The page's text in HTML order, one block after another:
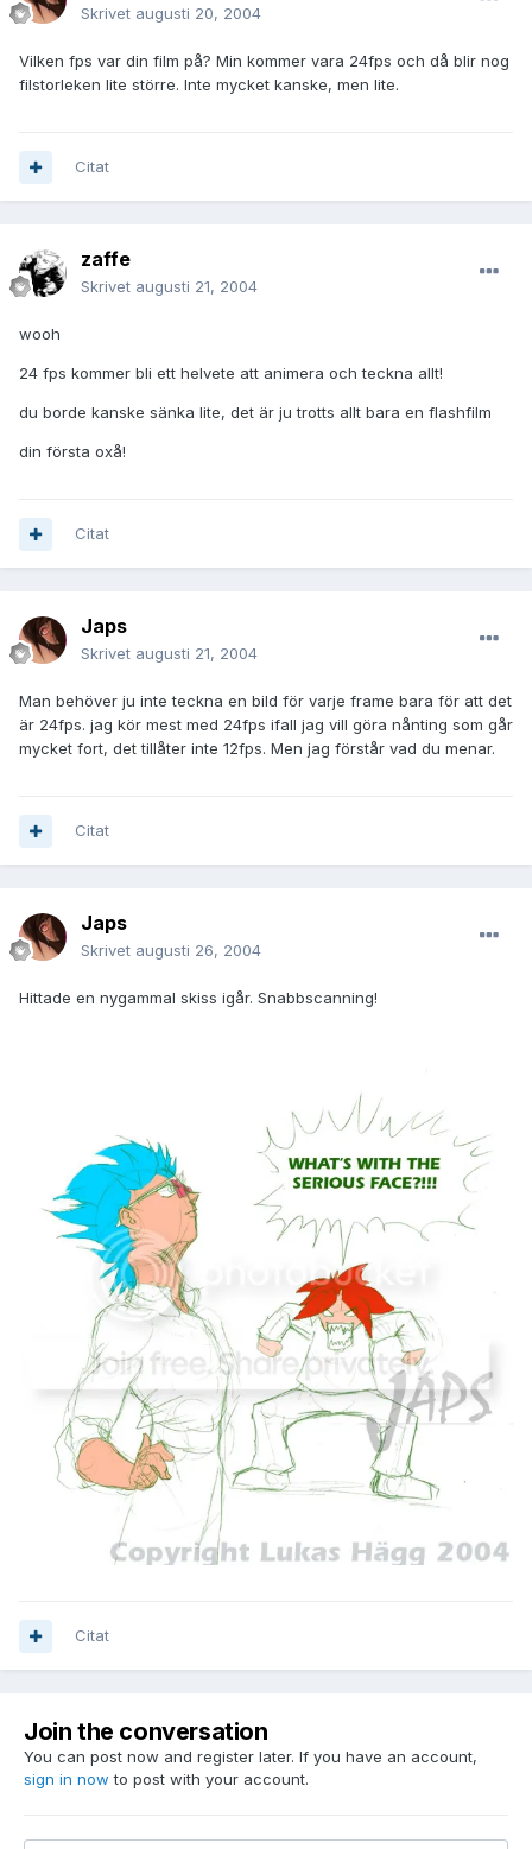
Skrivet augusti 20, 2004
Vilken fps var din film på? Min kommer vara 24fps och då blir nog
filstorleken lite större. Inte mycket kanske, men lite.
Citat
zaffe
Skrivet augusti 21, 2004
wooh
24 fps kommer bli ett helvete att animera och teckna allt!
du borde kanske sänka lite, det är ju trotts allt bara en flashfilm
din första oxå!
Citat
Japs
Skrivet augusti 21, 2004
Man behöver ju inte teckna en bild för varje frame bara för att det
är 24fps. jag kör mest med 24fps ifall jag vill göra nånting som går
mycket fort, det tillåter inte 12fps. Men jag förstår vad du menar.
Citat
Japs
Skrivet augusti 26, 2004
Hittade en nygammal skiss igår. Snabbscanning!
Citat
Join the conversation
You can post now and register later. If you have an account,
sign in now to post with your account.